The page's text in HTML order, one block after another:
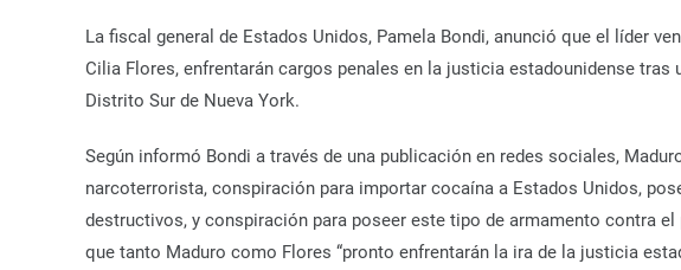
La fiscal general de Estados Unidos, Pamela Bondi, anunció que el líder
Cilia Flores, enfrentarán cargos penales en la justicia estadounidense tras
Distrito Sur de Nueva York.
Según informó Bondi a través de una publicación en redes sociales,
narcoterrorista, conspiración para importar cocaína a Estados Unidos,
destructivos, y conspiración para poseer este tipo de armamento contra
que tanto Maduro como Flores “pronto enfrentarán la ira de la justicia